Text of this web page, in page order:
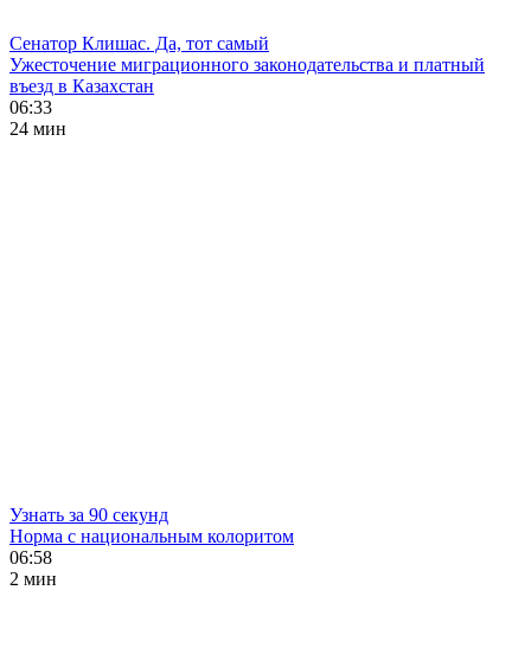
Сенатор Клишас. Да, тот самый
Ужесточение миграционного законодательства и платный
въезд в Казахстан
06:33
24 мин
Узнать за 90 секунд
Норма с национальным колоритом
06:58
2 мин